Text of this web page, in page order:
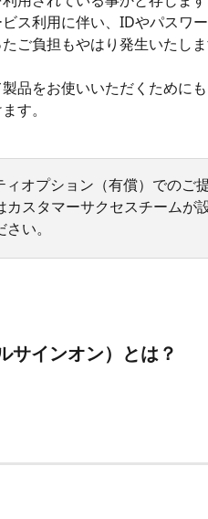
ス利用に伴い、IDやパスワ
ご負担もやはり発生いたしま
品をお使いいただくために
す。
オプション（有償）でのご
カスタマーサクセスチームが
い。
サインオン）とは？